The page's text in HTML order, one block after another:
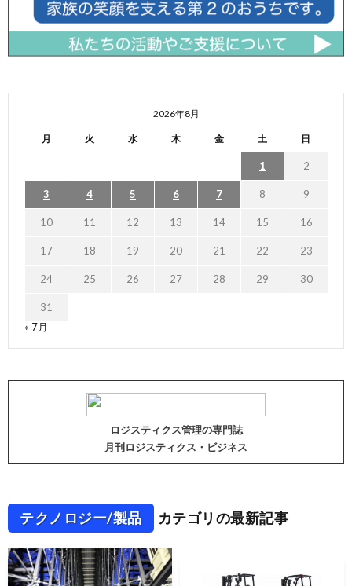
2026年8月
月 火 水 木 金 土 日
1 2
3 4 5 6 7 8 9
10 11 12 13 14 15 16
17 18 19 20 21 22 23
24 25 26 27 28 29 30
31
« 7月
ロジスティクス管理の専門誌
月刊ロジスティクス・ビジネス
テクノロジー/製品 カテゴリの最新記事